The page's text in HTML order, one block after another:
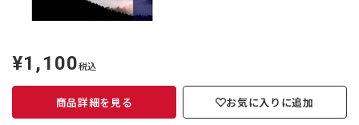
定
価
¥1,100税込
商品詳細を見る お気に入りに追加